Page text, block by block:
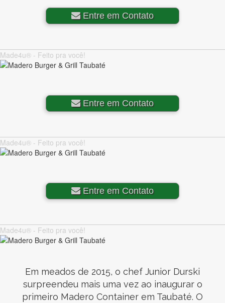
Entre em Contato
Made4u® - Feito pra você!
Entre em Contato
Made4u® - Feito pra você!
Entre em Contato
Made4u® - Feito pra você!
Em meados de 2015, o chef Junior Durski
surpreendeu mais uma vez ao inaugurar o
primeiro Madero Container em Taubaté. O